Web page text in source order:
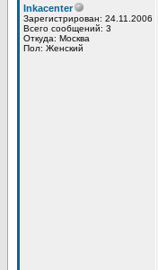
Inkacenter
Зарегистрирован: 24.11.2006
Всего сообщений: 3
Откуда: Москва
Пол: Женский